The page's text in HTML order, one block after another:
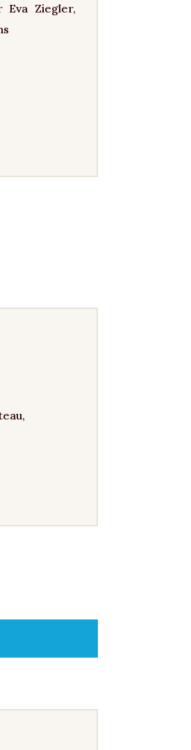
Eva Ziegler,